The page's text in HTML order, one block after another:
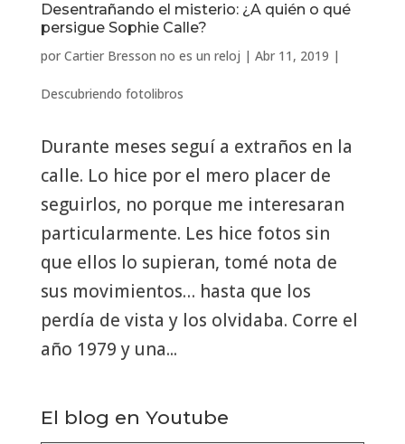
Desentrañando el misterio: ¿A quién o qué
persigue Sophie Calle?
por Cartier Bresson no es un reloj | Abr 11, 2019 |
Descubriendo fotolibros
Durante meses seguí a extraños en la
calle. Lo hice por el mero placer de
seguirlos, no porque me interesaran
particularmente. Les hice fotos sin
que ellos lo supieran, tomé nota de
sus movimientos… hasta que los
perdía de vista y los olvidaba. Corre el
año 1979 y una...
El blog en Youtube